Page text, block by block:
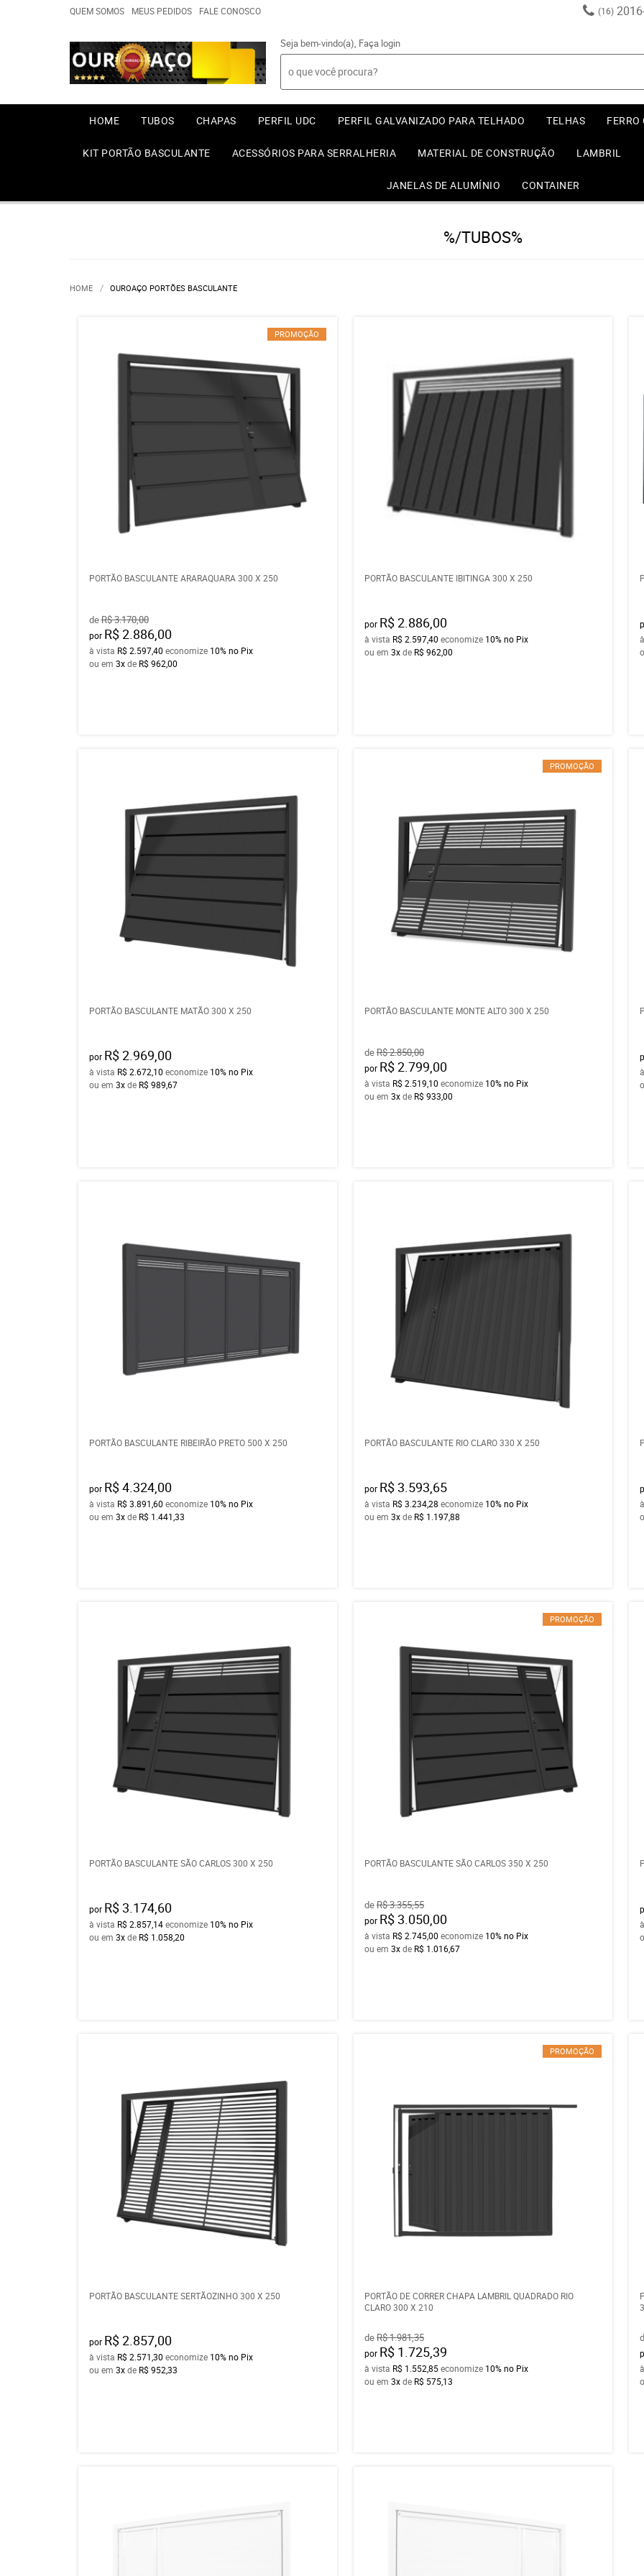
QUEM SOMOS MEUS PEDIDOS FALE CONOSCO (16)
Seja bem-vindo(a), Faça login
HOME TUBOS CHAPAS PERFIL UDC PERFIL GALVANIZADO PARA TELHADO TELHAS FERRO
KIT PORTÃO BASCULANTE ACESSÓRIOS PARA SERRALHERIA MATERIAL DE CONSTRUÇÃO LAMBRIL
JANELAS DE ALUMÍNIO CONTAINER
%/TUBOS%
HOME OUROAÇO PORTÕES BASCULANTE
PROMOÇÃO
PORTÃO BASCULANTE ARARAQUARA 300 X 250
deR$ 3.170,00
por R$ 2.886,00
à vista R$ 2.597,40 economize 10% no Pix
ou em 3xde R$ 962,00
PORTÃO BASCULANTE IBITINGA 300 X 250
por R$ 2.886,00
à vista R$ 2.597,40 economize 10%no Pix
ou em 3xde R$ 962,00
PORTÃO BASCULANTE MATÃO 300 X 250
por R$ 2.969,00
à vista R$ 2.672,10 economize 10% no Pix
ou em 3xde R$ 989,67
PROMOÇÃO
PORTÃO BASCULANTE MONTE ALTO 300 X 250
deR$ 2.850,00
por R$ 2.799,00
à vista R$ 2.519,10 economize 10%no Pix
ou em 3xde R$ 933,00
PORTÃO BASCULANTE RIBEIRÃO PRETO 500 X 250
por R$ 4.324,00
à vista R$ 3.891,60 economize 10% no Pix
ou em 3xde R$ 1.441,33
PORTÃO BASCULANTE RIO CLARO 330 X 250
por R$ 3.593,65
à vista R$ 3.234,28 economize 10%no Pix
ou em 3xde R$ 1.197,88
PORTÃO BASCULANTE SÃO CARLOS 300 X 250
por R$ 3.174,60
à vista R$ 2.857,14economize 10% no Pix
ou em 3xde R$ 1.058,20
PROMOÇÃO
PORTÃO BASCULANTE SÃO CARLOS 350 X 250
deR$ 3.355,55
por R$ 3.050,00
à vista R$ 2.745,00 economize 10%no Pix
ou em 3xde R$ 1.016,67
PORTÃO BASCULANTE SERTÃOZINHO 300 X 250
por R$ 2.857,00
à vista R$ 2.571,30 economize 10% no Pix
ou em 3xde R$ 952,33
PROMOÇÃO
PORTÃO DE CORRER CHAPA LAMBRIL QUADRADO RIO
CLARO 300 X 210
deR$ 1.981,35
por R$ 1.725,39
à vista R$ 1.552,85economize 10%no Pix
ou em 3xde R$ 575,13